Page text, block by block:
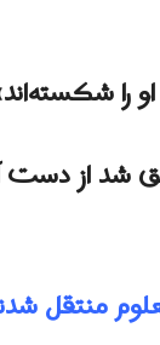
شد از دست
منتقل